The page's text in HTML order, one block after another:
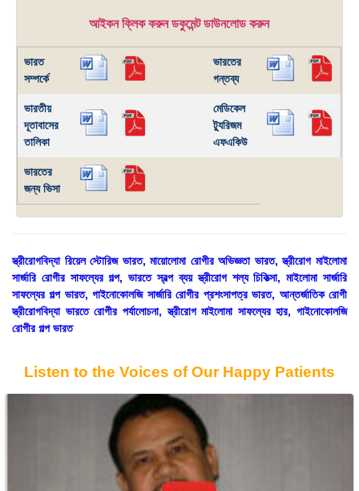
আইকন ক্লিক করুন ডকুমেন্ট ডাউনলোড করুন
ভারত
সম্পর্কে
ভারতের
গন্তব্য
ভারতীয়
দূতাবাসের
তালিকা
মেডিকেল
ট্যুরিজম
এফএকিউ
ভারতের
জন্য ভিসা
স্ত্রীরোগবিদ্যা রিয়েল স্টোরিজ ভারত, মায়োলোমা রোগীর অভিজ্ঞতা ভারত, স্ত্রীরোগ মাইলোমা
সার্জারি রোগীর সাফল্যের গল্প, ভারতে স্বল্প ব্যয় স্ত্রীরোগ শল্য চিকিত্সা, মাইলোমা সার্জারি
সাফল্যের গল্প ভারত, গাইনোকোলজি সার্জারি রোগীর প্রশংসাপত্র ভারত, আন্তর্জাতিক রোগী
স্ত্রীরোগবিদ্যা ভারতে রোগীর পর্যালোচনা, স্ত্রীরোগ মাইলোমা সাফল্যের হার, গাইনোকোলজি
রোগীর গল্প ভারত
Listen to the Voices of Our Happy Patients